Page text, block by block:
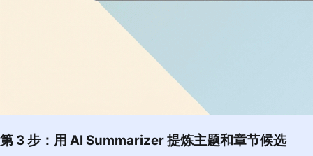
第 3 步：用 AI Summarizer 提炼主题和章节候选